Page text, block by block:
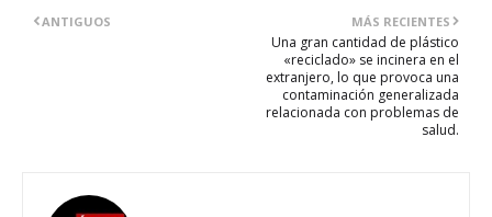
MÁS RECIENTES
Una gran cantidad de plástico
«reciclado» se incinera en el
extranjero, lo que provoca una
contaminación generalizada
relacionada con problemas de
salud.
ANTIGUOS